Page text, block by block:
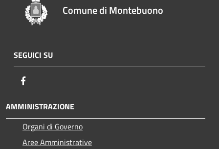
Comune di Montebuono
SEGUICI SU
AMMINISTRAZIONE
Organi di Governo
Aree Amministrative